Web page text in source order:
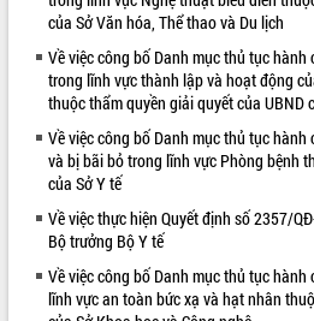
VIDEO
Không có file video nào để phát.
ALBUM ẢNH
của Sở Văn hóa, Thể thao và Du lịch
Về việc công bố Danh mục thủ tục
trong lĩnh vực thành lập và hoạt động
thuộc thẩm quyền giải quyết của UBND
Về việc công bố Danh mục thủ tục
và bị bãi bỏ trong lĩnh vực Phòng bệnh
của Sở Y tế
Về việc thực hiện Quyết định số 2357/
Bộ trưởng Bộ Y tế
Về việc công bố Danh mục thủ tục
lĩnh vực an toàn bức xạ và hạt nhân